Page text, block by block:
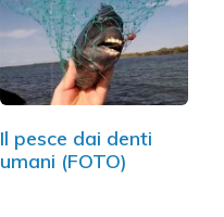
Il pesce dai denti
umani (FOTO)